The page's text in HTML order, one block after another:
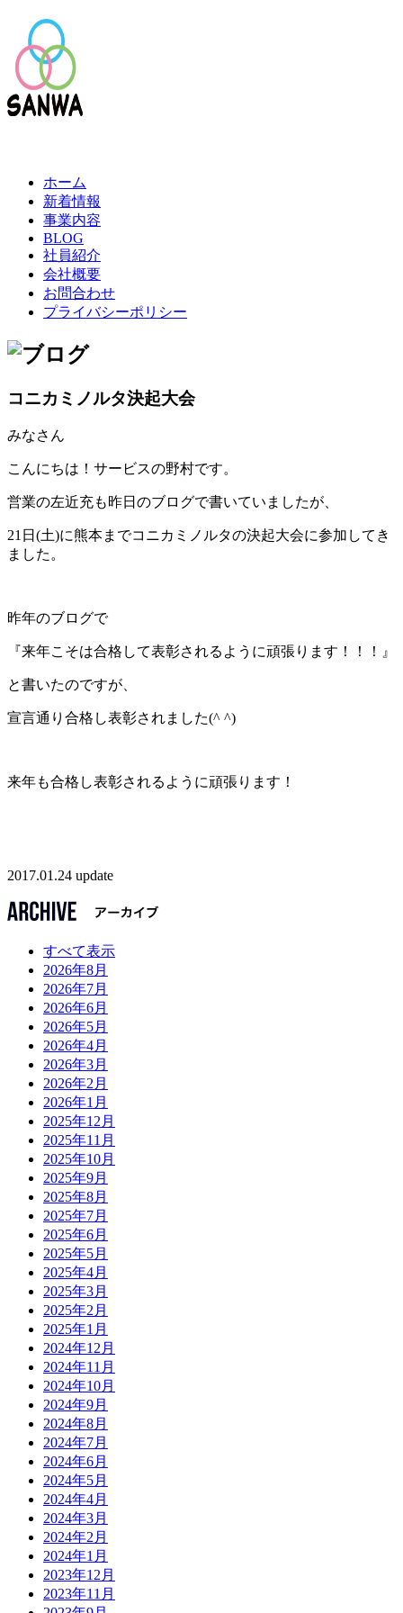
ホーム
新着情報
事業内容
BLOG
社員紹介
会社概要
お問合わせ
プライバシーポリシー
コニカミノルタ決起大会
みなさん
こんにちは！サービスの野村です。
営業の左近充も昨日のブログで書いていましたが、
21日(土)に熊本までコニカミノルタの決起大会に参加してき
ました。
昨年のブログで
『来年こそは合格して表彰されるように頑張ります！！！』
と書いたのですが、
宣言通り合格し表彰されました(^ ^)
来年も合格し表彰されるように頑張ります！
2017.01.24 update
すべて表示
2026年8月
2026年7月
2026年6月
2026年5月
2026年4月
2026年3月
2026年2月
2026年1月
2025年12月
2025年11月
2025年10月
2025年9月
2025年8月
2025年7月
2025年6月
2025年5月
2025年4月
2025年3月
2025年2月
2025年1月
2024年12月
2024年11月
2024年10月
2024年9月
2024年8月
2024年7月
2024年6月
2024年5月
2024年4月
2024年3月
2024年2月
2024年1月
2023年12月
2023年11月